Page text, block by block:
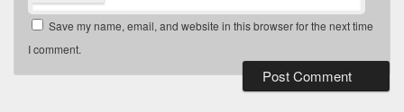
Save my name, email, and website in this browser for the next time
I comment.